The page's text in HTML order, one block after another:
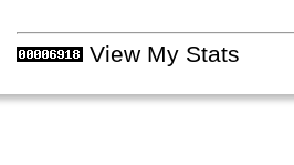
View My Stats